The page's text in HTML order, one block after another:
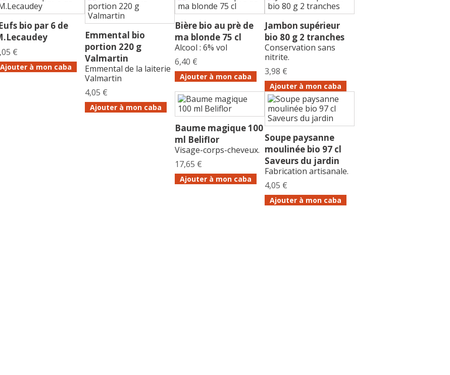
bio par 6 de
€
Ajouter à mon caba
Emmental bio
portion 220 g
Valmartin
Emmental de la laiterie
Valmartin
4,05 €
Ajouter à mon caba
Bière bio au prè de
ma blonde 75 cl
Alcool : 6% vol
6,40 €
Ajouter à mon caba
Jambon supérieur
bio 80 g 2 tranches
Conservation sans
nitrite.
3,98 €
Ajouter à mon caba
Baume magique 100
ml Beliflor
Visage-corps-cheveux.
17,65 €
Ajouter à mon caba
Soupe paysanne
moulinée bio 97 cl
Saveurs du jardin
Fabrication artisanale.
4,05 €
Ajouter à mon caba